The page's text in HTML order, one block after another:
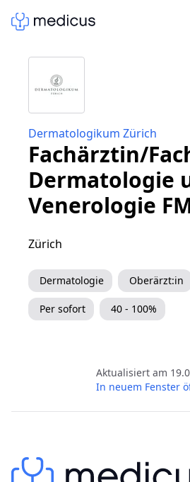
Dermatologikum Zürich
Fachärztin/
Dermatologie
Venerologie
Zürich
Dermatologie Oberärzt:in
Per sofort 40 - 100%
Aktualisiert am
In neuem Fenster